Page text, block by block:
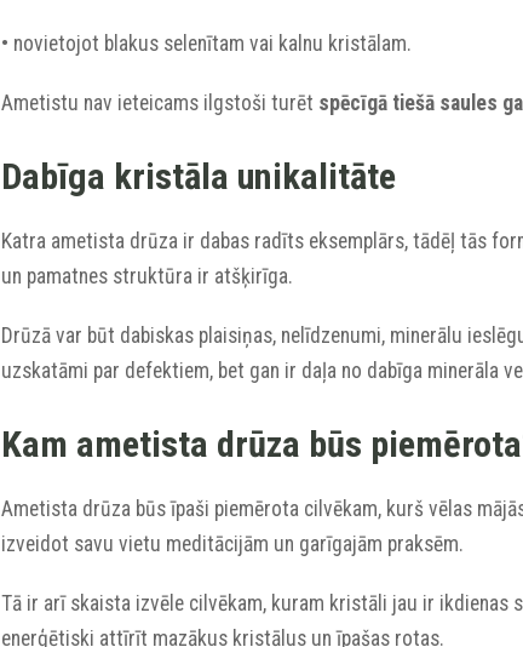
• novietojot blakus selenītam vai kalnu kristālam.
Ametistu nav ieteicams ilgstoši turēt spēcīgā tiešā saules
Dabīga kristāla unikalitāte
Katra ametista drūza ir dabas radīts eksemplārs, tādēļ tās
un pamatnes struktūra ir atšķirīga.
Drūzā var būt dabiskas plaisiņas, nelīdzenumi, minerālu
uzskatāmi par defektiem, bet gan ir daļa no dabīga minerāla
Kam ametista drūza būs
Ametista drūza būs īpaši piemērota cilvēkam, kurš vēlas
izveidot savu vietu meditācijām un garīgajām praksēm.
Tā ir arī skaista izvēle cilvēkam, kuram kristāli jau ir ikdienas
enerģētiski attīrīt mazākus kristālus un īpašas rotas.